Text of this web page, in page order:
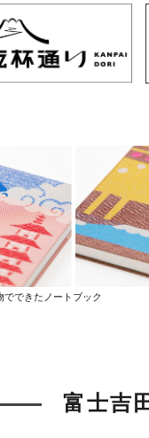
でできたノートブック
富士吉